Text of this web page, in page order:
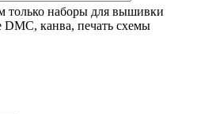
только наборы для вышивки
DMC, канва, печать схемы